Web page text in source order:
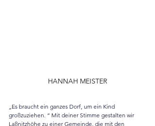
HANNAH MEISTER
„Es braucht ein ganzes Dorf, um ein Kind
großzuziehen. “ Mit deiner Stimme gestalten wir
Laßnitzhöhe zu einer Gemeinde, die mit den